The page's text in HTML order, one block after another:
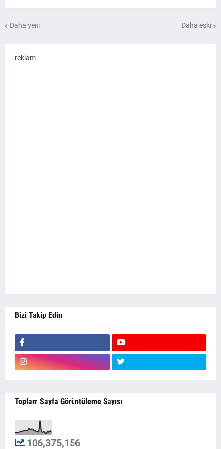
Daha yeni Daha eski
reklam
Bizi Takip Edin
Toplam Sayfa Görüntüleme Sayısı
106,375,156